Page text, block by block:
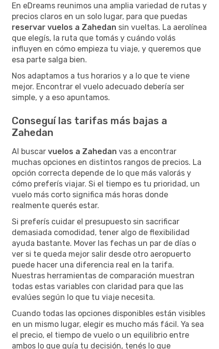
En eDreams reunimos una amplia variedad de rutas y
precios claros en un solo lugar, para que puedas
reservar vuelos a Zahedan sin vueltas. La aerolínea
que elegís, la ruta que tomás y cuándo volás
influyen en cómo empieza tu viaje, y queremos que
esa parte salga bien.
Nos adaptamos a tus horarios y a lo que te viene
mejor. Encontrar el vuelo adecuado debería ser
simple, y a eso apuntamos.
Conseguí las tarifas más bajas a
Zahedan
Al buscar vuelos a Zahedan vas a encontrar
muchas opciones en distintos rangos de precios. La
opción correcta depende de lo que más valorás y
cómo preferís viajar. Si el tiempo es tu prioridad, un
vuelo más corto significa más horas donde
realmente querés estar.
Si preferís cuidar el presupuesto sin sacrificar
demasiada comodidad, tener algo de flexibilidad
ayuda bastante. Mover las fechas un par de días o
ver si te queda mejor salir desde otro aeropuerto
puede hacer una diferencia real en la tarifa.
Nuestras herramientas de comparación muestran
todas estas variables con claridad para que las
evalúes según lo que tu viaje necesita.
Cuando todas las opciones disponibles están visibles
en un mismo lugar, elegir es mucho más fácil. Ya sea
el precio, el tiempo de vuelo o un equilibrio entre
ambos lo que guía tu decisión, tenés lo que